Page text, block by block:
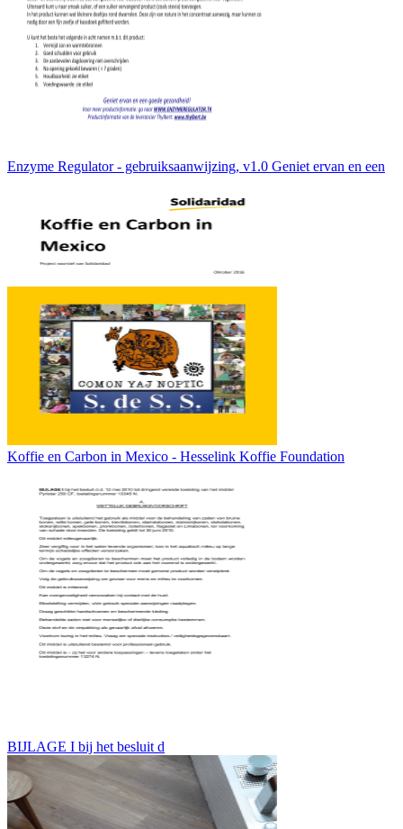
Enzyme Regulator - gebruiksaanwijzing, v1.0 Geniet ervan en een
Koffie en Carbon in Mexico - Hesselink Koffie Foundation
BIJLAGE I bij het besluit d